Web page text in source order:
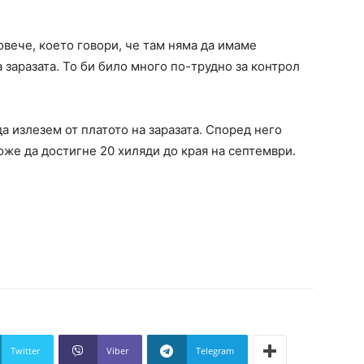
което говори, че там няма да имаме
То би било много по-трудно за контрол
от платото на заразата. Според него
да достигне 20 хиляди до края на септември.
Twitter Viber Telegram